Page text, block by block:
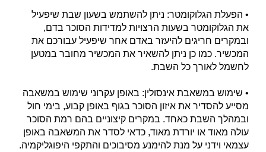
• הפעלת הגלוקומטר: ניתן להשתמש בשעון שבת שיפעיל
את הגלוקומטר בשעות הרצויות למדידות הסוכר בדם,
ובמקרים חריגים להיעזר באדם אחר שיפעיל עבורכם את
המכשיר. כמו כן ניתן להשאיר את המכשיר מחובר במטען
לחשמל לאורך כל השבת.
• שימוש במשאבת אינסולין: באופן עקרוני שימוש במשאבה
מסייע להסדיר את איזון הסוכר בגוף באופן קבוע, בימי חול
ובמהלך השבת כאחד. במקרים קיצוניים בהם רמת הסוכר
עולה מאוד או יורדת מאוד, כדאי לסדר את המשאבה באופן
עצמאי וידני על מנת להימנע מסיבוכים והתקפי היפוגליקמיה.